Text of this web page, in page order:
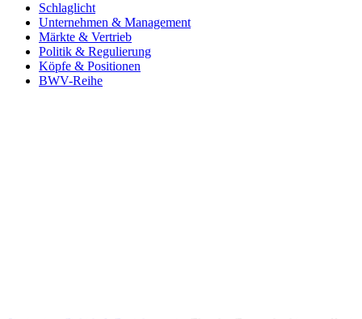
Schlaglicht
Unternehmen & Management
Märkte & Vertrieb
Politik & Regulierung
Köpfe & Positionen
BWV-Reihe